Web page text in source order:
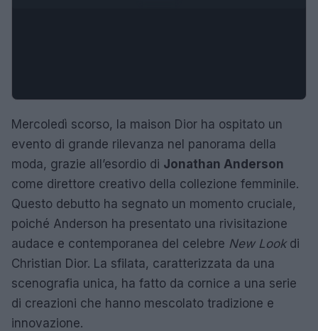
Mercoledì scorso, la maison Dior ha ospitato un
evento di grande rilevanza nel panorama della
moda, grazie all’esordio di Jonathan Anderson
come direttore creativo della collezione femminile.
Questo debutto ha segnato un momento cruciale,
poiché Anderson ha presentato una rivisitazione
audace e contemporanea del celebre New Lookdi
Christian Dior. La sfilata, caratterizzata da una
scenografia unica, ha fatto da cornice a una serie
di creazioni che hanno mescolato tradizione e
innovazione.